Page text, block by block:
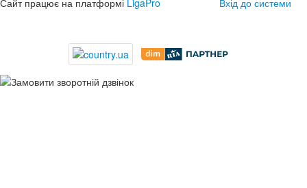
Сайт працює на платформі LigaPro Вхід до системи